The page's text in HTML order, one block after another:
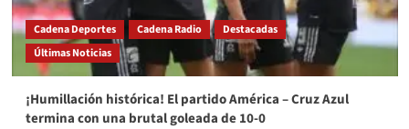
Cadena Deportes Cadena Radio
Destacadas
Últimas Noticias
¡Humillación histórica! El partido América – Cruz Azul
termina con una brutal goleada de 10-0